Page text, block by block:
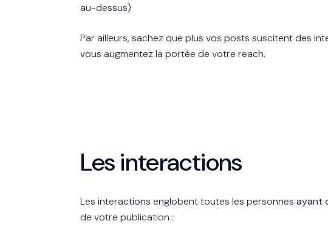
au-dessus)
Par ailleurs, sachez que plus vos posts suscitent des
vous augmentez la portée de votre reach.
Les interactions
Les interactions englobent toutes les personnes ayant
de votre publication :